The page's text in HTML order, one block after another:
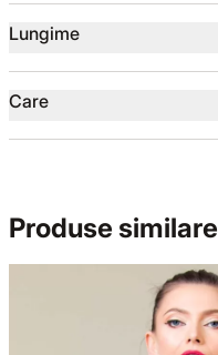
Lungime
Care
Produse similare